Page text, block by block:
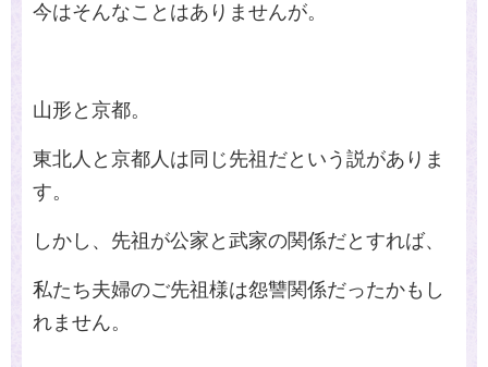
今はそんなことはありませんが。
山形と京都。
東北人と京都人は同じ先祖だという説がありま
す。
しかし、先祖が公家と武家の関係だとすれば、
私たち夫婦のご先祖様は怨讐関係だったかもし
れません。